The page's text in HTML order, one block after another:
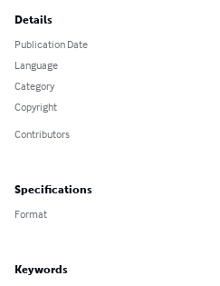
Details
Publication Date
Language
Category
Copyright
Contributors
Specifications
Format
Keywords